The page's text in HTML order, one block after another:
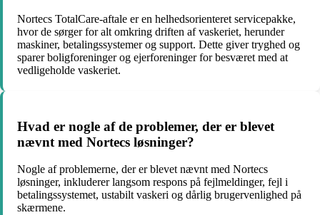
Nortecs TotalCare-aftale er en helhedsorienteret servicepakke,
hvor de sørger for alt omkring driften af vaskeriet, herunder
maskiner, betalingssystemer og support. Dette giver tryghed og
sparer boligforeninger og ejerforeninger for besværet med at
vedligeholde vaskeriet.
Hvad er nogle af de problemer, der er blevet
nævnt med Nortecs løsninger?
Nogle af problemerne, der er blevet nævnt med Nortecs
løsninger, inkluderer langsom respons på fejlmeldinger, fejl i
betalingssystemet, ustabilt vaskeri og dårlig brugervenlighed på
skærmene.